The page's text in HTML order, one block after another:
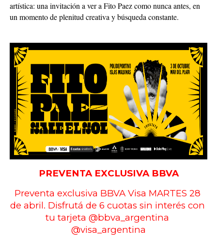
artística: una invitación a ver a Fito Paez como nunca antes, en
un momento de plenitud creativa y búsqueda constante.
PREVENTA EXCLUSIVA BBVA
Preventa exclusiva BBVA Visa MARTES 28
de abril. Disfrutá de 6 cuotas sin interés con
tu tarjeta @bbva_argentina
@visa_argentina